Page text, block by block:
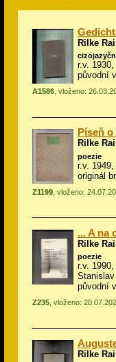
Rilke
r.v.
původní
A1586, vloženo:
Píseň
Rilke
poezie
r.v.
originál
Z1199 , vloženo:
... A na
Rilke
poezie
r.v.
původní
Z235 , vloženo:
Rilke